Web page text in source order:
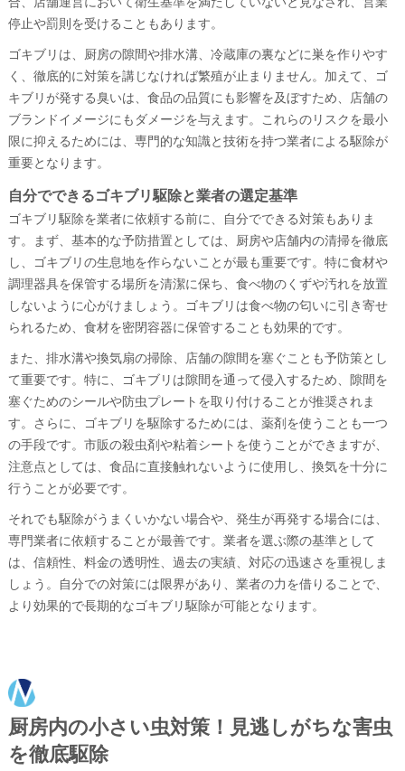
停止や罰則を受けることもあります。
ゴキブリは、厨房の隙間や排水溝、冷蔵庫の裏などに巣を作りやす
く、徹底的に対策を講じなければ繁殖が止まりません。加えて、ゴ
キブリが発する臭いは、食品の品質にも影響を及ぼすため、店舗の
ブランドイメージにもダメージを与えます。これらのリスクを最小
限に抑えるためには、専門的な知識と技術を持つ業者による駆除が
重要となります。
自分でできるゴキブリ駆除と業者の選定基準
ゴキブリ駆除を業者に依頼する前に、自分でできる対策もありま
す。まず、基本的な予防措置としては、厨房や店舗内の清掃を徹底
し、ゴキブリの生息地を作らないことが最も重要です。特に食材や
調理器具を保管する場所を清潔に保ち、食べ物のくずや汚れを放置
しないように心がけましょう。ゴキブリは食べ物の匂いに引き寄せ
られるため、食材を密閉容器に保管することも効果的です。
また、排水溝や換気扇の掃除、店舗の隙間を塞ぐことも予防策とし
て重要です。特に、ゴキブリは隙間を通って侵入するため、隙間を
塞ぐためのシールや防虫プレートを取り付けることが推奨されま
す。さらに、ゴキブリを駆除するためには、薬剤を使うことも一つ
の手段です。市販の殺虫剤や粘着シートを使うことができますが、
注意点としては、食品に直接触れないように使用し、換気を十分に
行うことが必要です。
それでも駆除がうまくいかない場合や、発生が再発する場合には、
専門業者に依頼することが最善です。業者を選ぶ際の基準として
は、信頼性、料金の透明性、過去の実績、対応の迅速さを重視しま
しょう。自分での対策には限界があり、業者の力を借りることで、
より効果的で長期的なゴキブリ駆除が可能となります。
厨房内の小さい虫対策！見逃しがちな害虫
を徹底駆除